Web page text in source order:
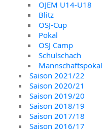
OJEM U14-U18
Blitz
OSJ-Cup
Pokal
OSJ Camp
Schulschach
Mannschaftspokal
Saison 2021/22
Saison 2020/21
Saison 2019/20
Saison 2018/19
Saison 2017/18
Saison 2016/17